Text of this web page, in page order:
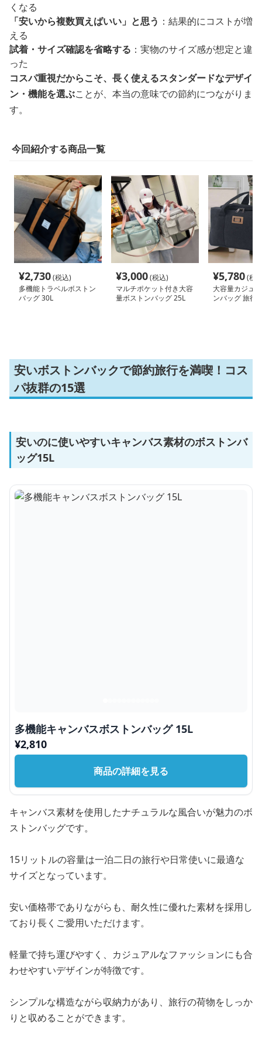
くなる
「安いから複数買えばいい」と思う ：結果的にコストが増
える
試着・サイズ確認を省略する ：実物のサイズ感が想定と違
った
コスパ重視だからこそ、長く使えるスタンダードなデザイ
ン・機能を選ぶことが、本当の意味での節約につながりま
す。
今回紹介する商品一覧
¥2,730(税込)
多機能トラベルボストン
バッグ 30L
¥3,000(税込)
マルチポケット付き大容
量ボストンバッグ 25L
¥5,780(税
大容量カジュ
ンバッグ 旅行
安いボストンバックで節約旅行を満喫！コス
パ抜群の15選
安いのに使いやすいキャンバス素材のボストンバ
ッグ15L
多機能キャンバスボストンバッグ 15L
¥2,810
商品の詳細を見る
キャンバス素材を使用したナチュラルな風合いが魅力のボ
ストンバッグです。
15リットルの容量は一泊二日の旅行や日常使いに最適な
サイズとなっています。
安い価格帯でありながらも、耐久性に優れた素材を採用し
ており長くご愛用いただけます。
軽量で持ち運びやすく、カジュアルなファッションにも合
わせやすいデザインが特徴です。
シンプルな構造ながら収納力があり、旅行の荷物をしっか
りと収めることができます。